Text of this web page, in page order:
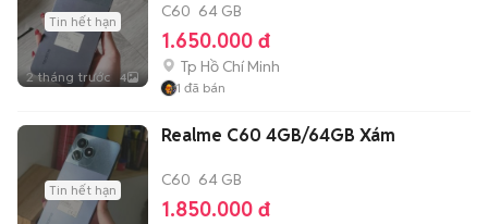
Tin hết hạn
2 tháng trước 4
C60 64 GB
1.650.000 đ
Tp Hồ Chí Minh
1 đã bán
Tin hết hạn
Realme C60 4GB/64GB Xám
C60 64 GB
1.850.000 đ